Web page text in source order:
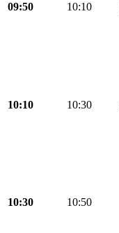
09:50 10:10
10:10 10:30
10:30 10:50